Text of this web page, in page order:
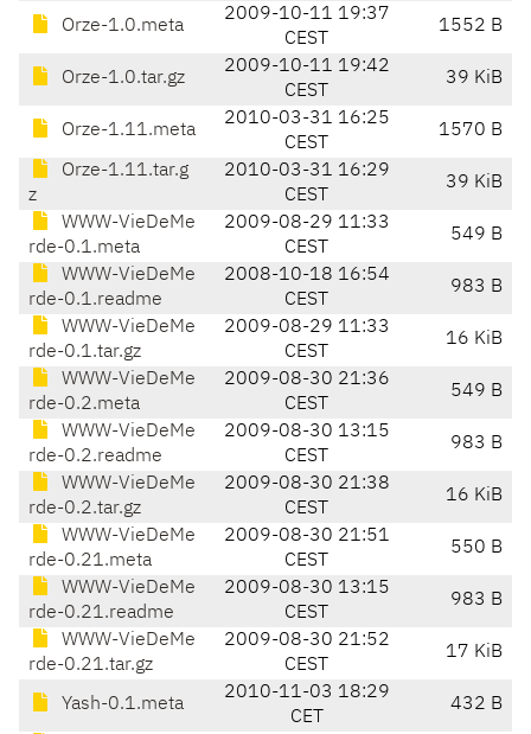
Orze-1.0.meta
2009-10-11 19:37
CEST
1552 B
Orze-1.0.tar.gz
2009-10-11 19:42
CEST
39 KiB
Orze-1.11.meta
2010-03-31 16:25
CEST
1570 B
Orze-1.11.tar.g
z
2010-03-31 16:29
CEST
39 KiB
WWW-VieDeMe
rde-0.1.meta
2009-08-29 11:33
CEST
549 B
WWW-VieDeMe
rde-0.1.readme
2008-10-18 16:54
CEST
983 B
WWW-VieDeMe
rde-0.1.tar.gz
2009-08-29 11:33
CEST
16 KiB
WWW-VieDeMe
rde-0.2.meta
2009-08-30 21:36
CEST
549 B
WWW-VieDeMe
rde-0.2.readme
2009-08-30 13:15
CEST
983 B
WWW-VieDeMe
rde-0.2.tar.gz
2009-08-30 21:38
CEST
16 KiB
WWW-VieDeMe
rde-0.21.meta
2009-08-30 21:51
CEST
550 B
WWW-VieDeMe
rde-0.21.readme
2009-08-30 13:15
CEST
983 B
WWW-VieDeMe
rde-0.21.tar.gz
2009-08-30 21:52
CEST
17 KiB
Yash-0.1.meta
2010-11-03 18:29
CET
432 B